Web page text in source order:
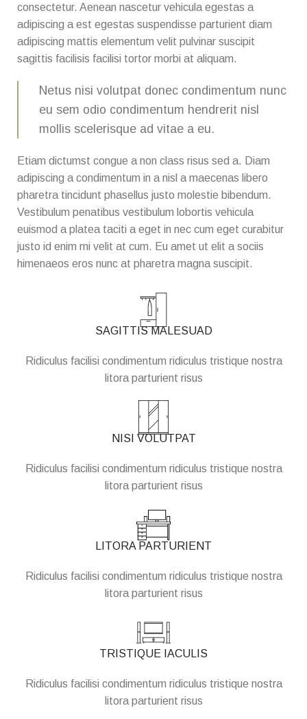
consectetur. Aenean nascetur vehicula egestas a
adipiscing a est egestas suspendisse parturient diam
adipiscing mattis elementum velit pulvinar suscipit
sagittis facilisis facilisi tortor morbi at aliquam.
Netus nisi volutpat donec condimentum nunc
eu sem odio condimentum hendrerit nisl
mollis scelerisque ad vitae a eu.
Etiam dictumst congue a non class risus sed a. Diam
adipiscing a condimentum in a nisl a maecenas libero
pharetra tincidunt phasellus justo molestie bibendum.
Vestibulum penatibus vestibulum lobortis vehicula
euismod a platea taciti a eget in nec cum eget curabitur
justo id enim mi velit at cum. Eu amet ut elit a sociis
himenaeos eros nunc at pharetra magna suscipit.
SAGITTIS MALESUAD
Ridiculus facilisi condimentum ridiculus tristique nostra
litora parturient risus
NISI VOLUTPAT
Ridiculus facilisi condimentum ridiculus tristique nostra
litora parturient risus
LITORA PARTURIENT
Ridiculus facilisi condimentum ridiculus tristique nostra
litora parturient risus
TRISTIQUE IACULIS
Ridiculus facilisi condimentum ridiculus tristique nostra
litora parturient risus